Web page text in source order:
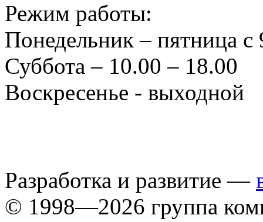
Режим работы:
Понедельник – пятница с
Суббота – 10.00 – 18.00
Воскресенье - выходной
Разработка и развитие —
© 1998—2026 группа